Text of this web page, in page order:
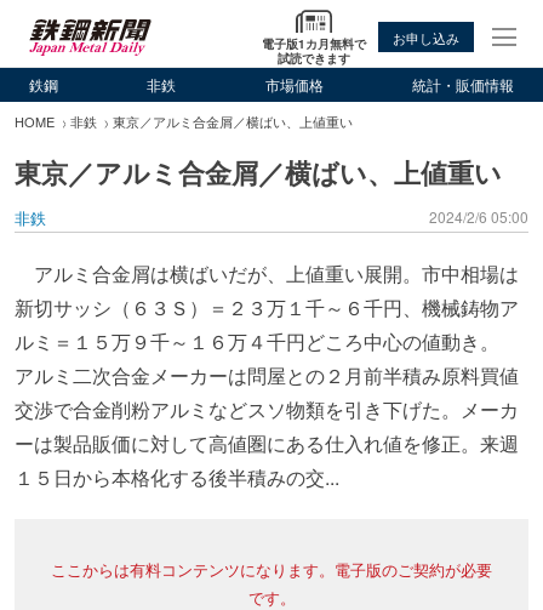
電子版1カ月無料で
試読できます
お申し込み
鉄鋼 非鉄 市場価格 統計・販価情報
HOME 非鉄 東京／アルミ合金屑／横ばい、上値重い
東京／アルミ合金屑／横ばい、上値重い
非鉄 2024/2/6 05:00
アルミ合金屑は横ばいだが、上値重い展開。市中相場は
新切サッシ（６３Ｓ）＝２３万１千～６千円、機械鋳物ア
ルミ＝１５万９千～１６万４千円どころ中心の値動き。
アルミ二次合金メーカーは問屋との２月前半積み原料買値
交渉で合金削粉アルミなどスソ物類を引き下げた。メーカ
ーは製品販価に対して高値圏にある仕入れ値を修正。来週
１５日から本格化する後半積みの交...
ここからは有料コンテンツになります。電子版のご契約が必要
です。